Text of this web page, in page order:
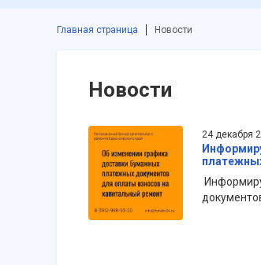
Главная страница Новости
Новости
24 декабря